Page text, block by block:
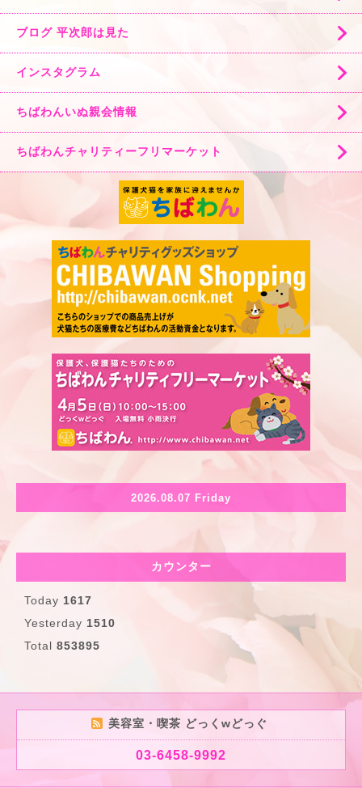
ブログ 平次郎は見た
インスタグラム
ちばわんいぬ親会情報
ちばわんチャリティーフリマーケット
2026.08.07 Friday
カウンター
Today 1617
Yesterday 1510
Total 853895
美容室・喫茶 どっくwどっぐ
03-6458-9992